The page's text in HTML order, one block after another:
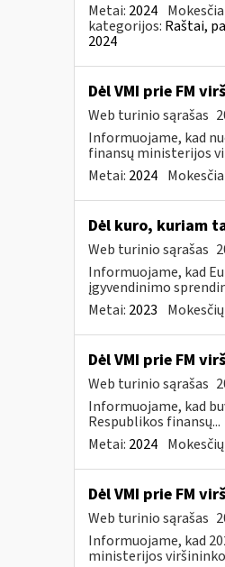
Metai: 2024
kategorijos: Raštai,
2024
Dėl VMI prie FM
Web turinio sąrašas
Informuojame, kad
finansų ministerijos
Metai: 2024
Dėl kuro, kuriam
Web turinio sąrašas
Informuojame, kad
įgyvendinimo
Metai: 2023
Dėl VMI prie FM
Web turinio sąrašas
Informuojame, kad
Respublikos finansų...
Metai: 2024
Dėl VMI prie FM
Web turinio sąrašas
Informuojame, kad
ministerijos viršininko